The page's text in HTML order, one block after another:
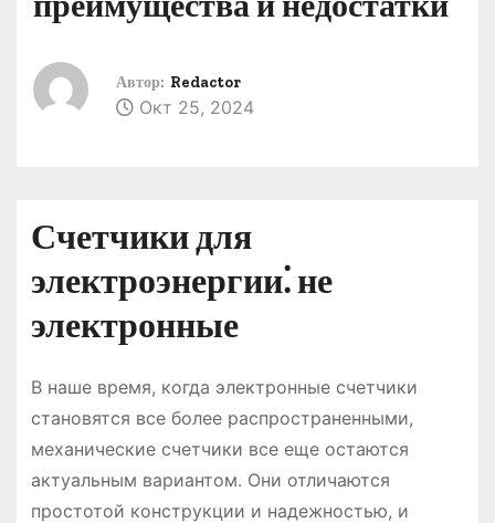
Автор: Redactor
Окт 25, 2024
Счетчики для
электроэнергии⁚ не
электронные
В наше время, когда электронные счетчики
становятся все более распространенными,
механические счетчики все еще остаются
актуальным вариантом. Они отличаются
простотой конструкции и надежностью, и